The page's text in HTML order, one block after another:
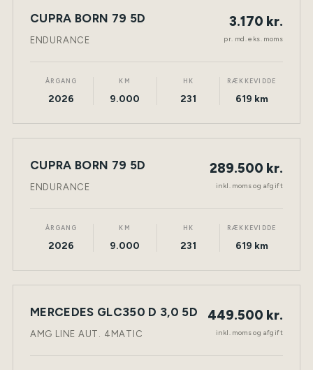
LEASING NY BIL TØNDER
CUPRA BORN 79 5D
ENDURANCE
3.170 kr.
pr. md. eks. moms
ÅRGANG
2026
KM
9.000
HK
231
RÆKKEVIDDE
619 km
NY BIL ELEKTRISK TØNDER
CUPRA BORN 79 5D
ENDURANCE
289.500 kr.
inkl. moms og afgift
ÅRGANG
2026
KM
9.000
HK
231
RÆKKEVIDDE
619 km
NY BIL DIESEL TØNDER
MERCEDES GLC350 D 3,0 5D
AMG LINE AUT. 4MATIC
449.500 kr.
inkl. moms og afgift